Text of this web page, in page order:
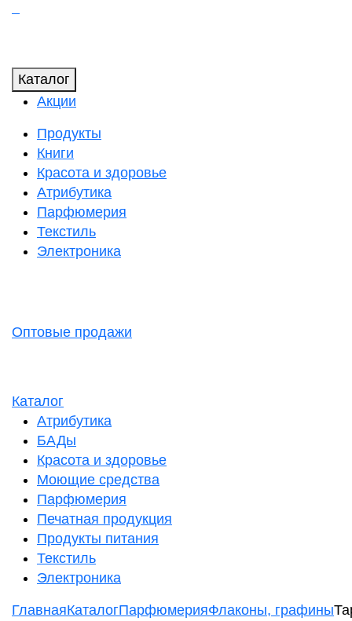
Каталог
Акции
Продукты
Книги
Красота и здоровье
Атрибутика
Парфюмерия
Текстиль
Электроника
Оптовые продажи
Каталог
Атрибутика
БАДы
Красота и здоровье
Моющие средства
Парфюмерия
Печатная продукция
Продукты питания
Текстиль
Электроника
ГлавнаяКаталогПарфюмерияФлаконы, графины